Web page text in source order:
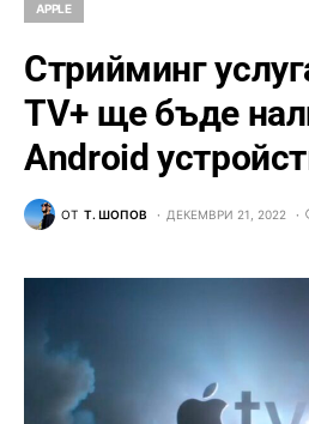
APPLE
Стрийминг
TV+ ще бъде
Android
ОТ Т. ШОПОВ ДЕКЕМВРИ 21, 2022